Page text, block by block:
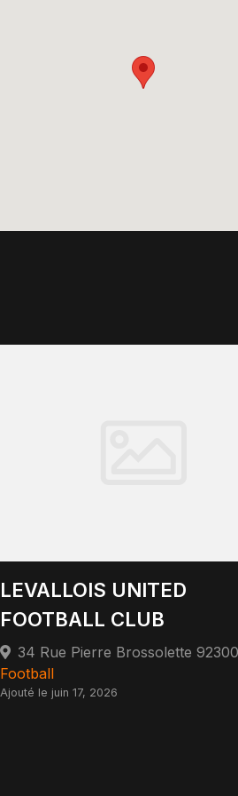
LEVALLOIS UNITED
FOOTBALL CLUB
Football
Ajouté le juin 17, 2026